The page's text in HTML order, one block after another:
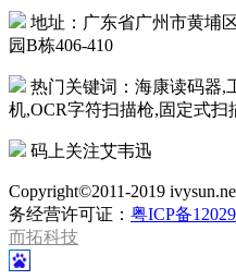
地址：广东省广州市黄埔
园B栋406-410
热门关键词：海康读码器,
机,OCR字符扫描枪,固定式扫
码上关注艾韦迅
Copyright©2011-2019
务经营许可证： 粤ICP备
而拓科技